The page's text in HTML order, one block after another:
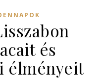
és
élményeit